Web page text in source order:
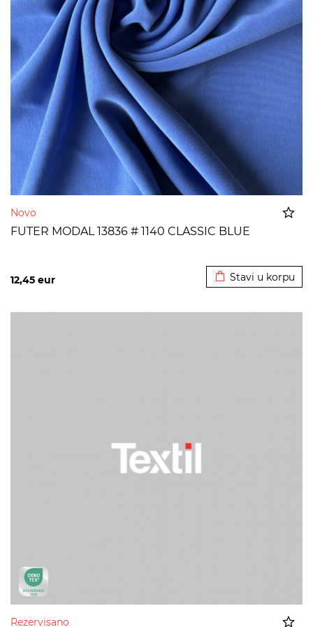
Novo
FUTER MODAL 13836 # 1140 CLASSIC BLUE
12,45 eur Stavi u korpu
Rezervisano